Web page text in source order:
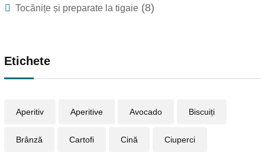
Tocănițe și preparate la tigaie (8)
Etichete
Aperitiv Aperitive Avocado Biscuiți
Brânză Cartofi Cină Ciuperci